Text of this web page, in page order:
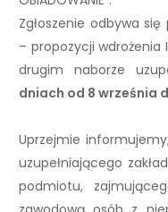
Zgłoszenie odbywa się
– propozycji wdrożenia
drugim naborze
dniach od 8 września
Uprzejmie
uzupełniającego
podmiotu,